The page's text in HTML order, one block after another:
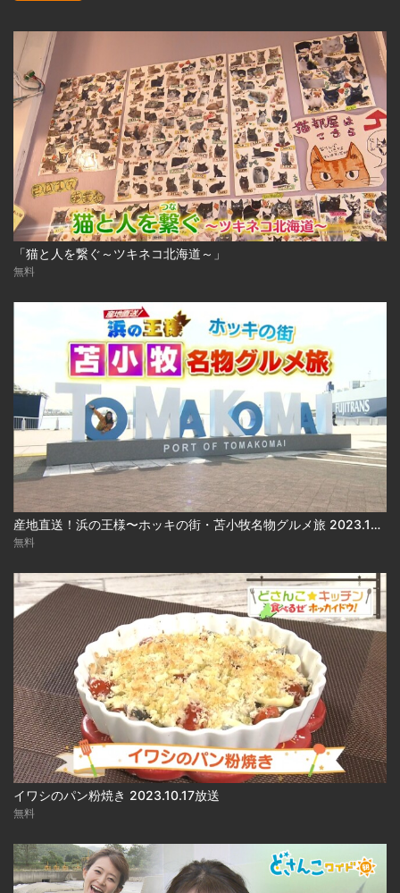
「猫と人を繋ぐ～ツキネコ北海道～」
無料
産地直送！浜の王様〜ホッキの街・苫小牧名物グルメ旅 2023.10.17放送
無料
イワシのパン粉焼き 2023.10.17放送
無料